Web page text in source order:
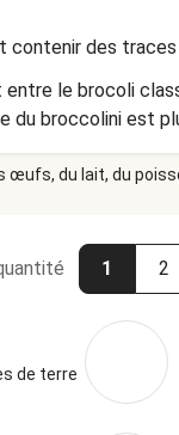
contenir des
le brocoli
du broccolini est
œufs, du lait, du
1 2
de terre